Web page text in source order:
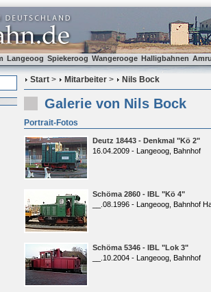
Langeoog Spiekeroog Wangerooge Halligbahnen
Start > Mitarbeiter > Nils Bock
Galerie von Nils Bock
Portrait-Fotos
Deutz 18443 - Denkmal "Kö 2"
16.04.2009 - Langeoog, Bahnhof
Schöma 2860 - IBL "Kö 4"
__.08.1996 - Langeoog, Bahnhof
Schöma 5346 - IBL "Lok 3"
__.10.2004 - Langeoog, Bahnhof